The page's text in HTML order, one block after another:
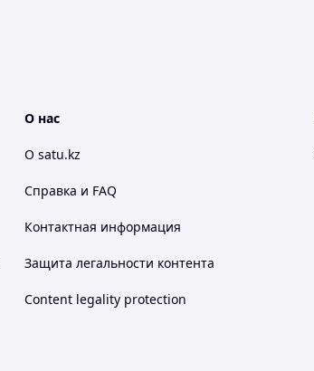
О нас
О satu.kz
Справка и FAQ
Контактная информация
Защита легальности контента
Content legality protection